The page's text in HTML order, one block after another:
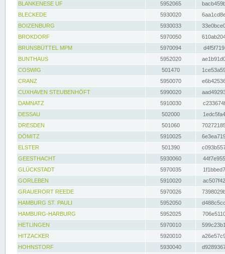
BLANKENESE UF
5952065
BLECKEDE
5930020
BOIZENBURG
5930033
BROKDORF
5970050
BRUNSBÜTTEL MPM
5970094
BUNTHAUS
5952020
COSWIG
501470
CRANZ
5950070
CUXHAVEN STEUBENHÖFT
5990020
DAMNATZ
5910030
DESSAU
502000
DRESDEN
501060
DÖMITZ
5910025
ELSTER
501390
GEESTHACHT
5930060
GLÜCKSTADT
5970035
GORLEBEN
5910020
GRAUERORT REEDE
5970026
HAMBURG ST. PAULI
5952050
HAMBURG-HARBURG
5952025
HETLINGEN
5970010
HITZACKER
5920010
HOHNSTORF
5930040